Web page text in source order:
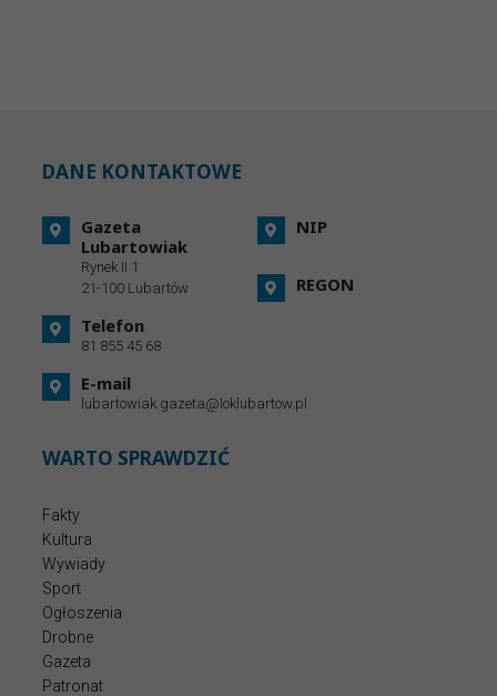
DANE KONTAKTOWE
Gazeta
Lubartowiak
Rynek II 1
21-100 Lubartów
Telefon
81 855 45 68
E-mail
lubartowiak.gazeta@loklubartow.pl
NIP
REGON
WARTO SPRAWDZIĆ
Fakty
Kultura
Wywiady
Sport
Ogłoszenia
Drobne
Gazeta
Patronat